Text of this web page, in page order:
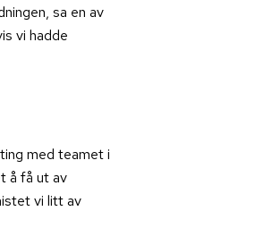
sa en av
vi hadde
med teamet i
å få ut av
vi litt av